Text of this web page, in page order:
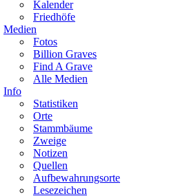
Kalender
Friedhöfe
Medien
Fotos
Billion Graves
Find A Grave
Alle Medien
Info
Statistiken
Orte
Stammbäume
Zweige
Notizen
Quellen
Aufbewahrungsorte
Lesezeichen